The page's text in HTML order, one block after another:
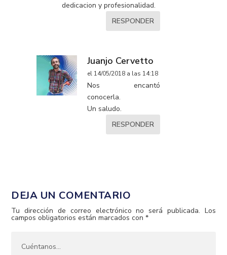
dedicacion y profesionalidad.
RESPONDER
Juanjo Cervetto
el 14/05/2018 a las 14:18
Nos encantó
conocerla.
Un saludo.
RESPONDER
DEJA UN COMENTARIO
Tu dirección de correo electrónico no será publicada. Los
campos obligatorios están marcados con*